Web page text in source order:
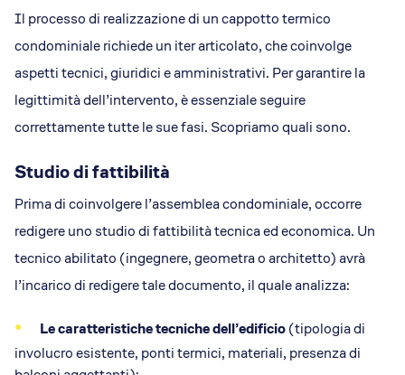
Il processo di realizzazione di un cappotto termico
condominiale richiede un iter articolato, che coinvolge
aspetti tecnici, giuridici e amministrativi. Per garantire la
legittimità dell’intervento, è essenziale seguire
correttamente tutte le sue fasi. Scopriamo quali sono.
Studio di fattibilità
Prima di coinvolgere l’assemblea condominiale, occorre
redigere uno studio di fattibilità tecnica ed economica. Un
tecnico abilitato (ingegnere, geometra o architetto) avrà
l’incarico di redigere tale documento, il quale analizza:
Le caratteristiche tecniche dell’edificio(tipologia di
involucro esistente, ponti termici, materiali, presenza di